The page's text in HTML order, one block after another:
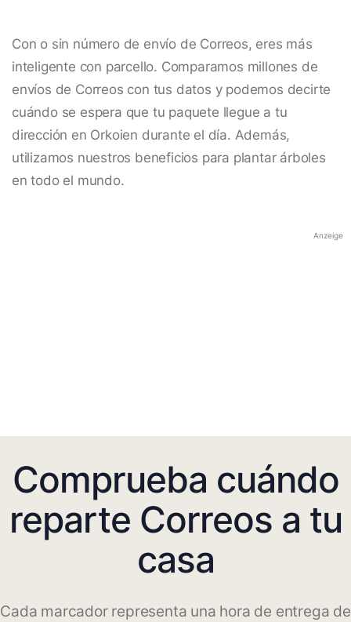
Con o sin número de envío de Correos, eres más
inteligente con parcello. Comparamos millones de
envíos de Correos con tus datos y podemos decirte
cuándo se espera que tu paquete llegue a tu
dirección en Orkoien durante el día. Además,
utilizamos nuestros beneficios para plantar árboles
en todo el mundo.
Anzeige
Comprueba cuándo
reparte Correos a tu
casa
Cada marcador representa una hora de entrega de